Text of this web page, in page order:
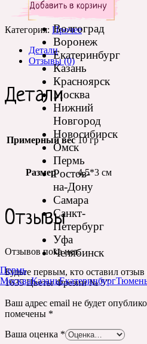
Волгоград
Воронеж
Екатеринбург
Казань
Красноярск
Москва
Нижний
Новгород
Новосибирск
Омск
Пермь
Ростов-
на-Дону
Самара
Санкт-
Петербург
Уфа
Челябинск
Пермь
МоскваКазаньЕкатеринбург
Добавить в корзину
Категория: Прочее
Детали
Отзывы (0)
Детали
Примерный вес 10 гр
Размер 4,5*3 см
Отзывы
Отзывов пока нет.
Будьте первым, кто оставил
1635 Цветы Фрезии № 5”
Ваш адрес email не будет
помечены *
Ваша оценка *